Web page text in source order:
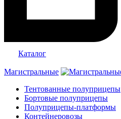
Каталог
Магистральные
Тентованные полуприцепы
Бортовые полуприцепы
Полуприцепы-платформы
Контейнеровозы